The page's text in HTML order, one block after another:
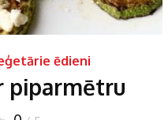
ēdieni
piparmētru